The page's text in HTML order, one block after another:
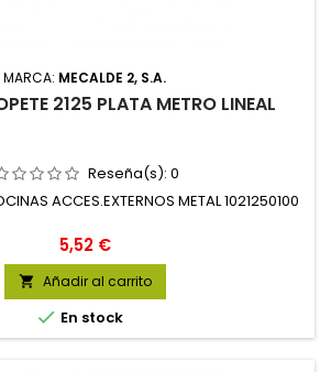
MARCA: MECALDE 2, S.A.
2125 PLATA METRO LINEAL
Reseña(s): 0
ACCES.EXTERNOS METAL 1021250100
Precio
5,52 €
 Añadir al carrito
 En stock